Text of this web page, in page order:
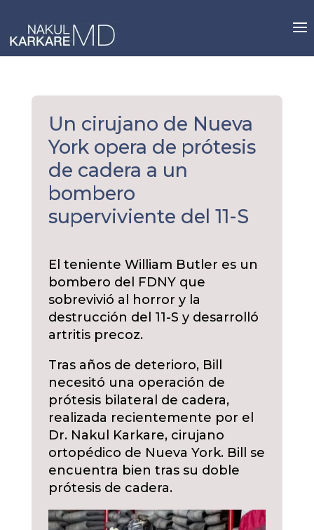
content
Un cirujano de Nueva
York opera de prótesis
de cadera a un
bombero
superviviente del 11-S
El teniente William Butler es un
bombero del FDNY que
sobrevivió al horror y la
destrucción del 11-S y desarrolló
artritis precoz.
Tras años de deterioro, Bill
necesitó una operación de
prótesis bilateral de cadera,
realizada recientemente por el
Dr. Nakul Karkare, cirujano
ortopédico de Nueva York. Bill se
encuentra bien tras su doble
prótesis de cadera.